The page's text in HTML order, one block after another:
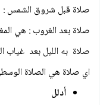
صلاة قبل شروق الشمس :
صلاة بعد الغروب : هي
صلاة به الليل بعد غياب
اي صلاة هي الصلاة
أدلل